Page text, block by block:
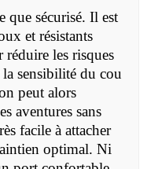
que sécurisé. Il est
et résistants
réduire les risques
sensibilité du cou
peut alors
aventures sans
facile à attacher
optimal. Ni